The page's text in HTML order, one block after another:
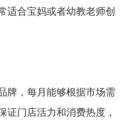
适合宝妈或者幼教老师创
牌，每月能够根据市场需
证门店活力和消费热度，